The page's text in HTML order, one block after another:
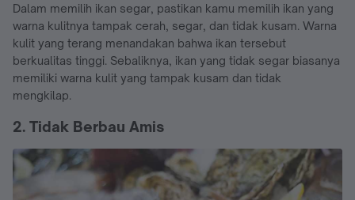
Dalam memilih ikan segar, pastikan kamu memilih ikan yang
warna kulitnya tampak cerah, segar, dan tidak kusam. Warna
kulit yang terang menandakan bahwa ikan tersebut
berkualitas tinggi. Sebaliknya, ikan yang tidak segar biasanya
memiliki warna kulit yang tampak kusam dan tidak
mengkilap.
2. Tidak Berbau Amis